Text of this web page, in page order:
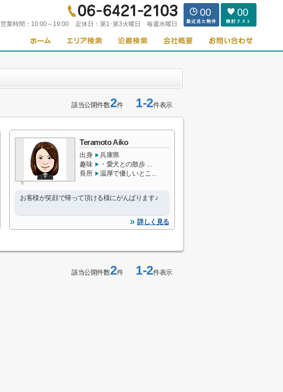
営業時間： 10:00～19:00 定休日： 第1･第3火曜日 毎週水曜日
00 00
該当公開件数2件1-2件表示
Teramoto Aiko
出身
兵庫県
趣味
・愛犬との散歩 ...
長所
温厚で優しいとこ...
お客様が笑顔で帰って頂ける様にがんばります♪
詳しく見る
該当公開件数2件1-2件表示